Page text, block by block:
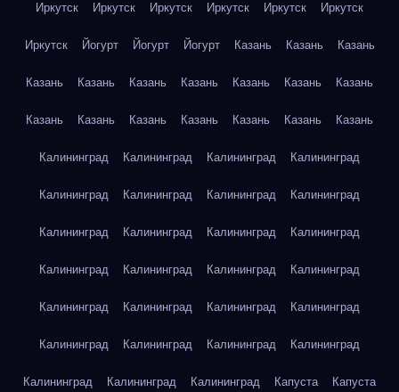
Иркутск Иркутск Иркутск Иркутск Иркутск Иркутск
Иркутск Йогурт Йогурт Йогурт Казань Казань Казань
Казань Казань Казань Казань Казань Казань Казань
Казань Казань Казань Казань Казань Казань Казань
Калининград Калининград Калининград Калининград
Калининград Калининград Калининград Калининград
Калининград Калининград Калининград Калининград
Калининград Калининград Калининград Калининград
Калининград Калининград Калининград Калининград
Калининград Калининград Калининград Калининград
Калининград Калининград Калининград Капуста Капуста